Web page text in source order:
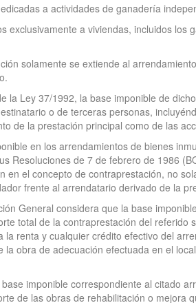
a actividades de ganadería
exclusivamente a viviendas, incluidos
solamente se extiende al
la Ley 37/1992, la base imponible de
o de terceras personas,
de la prestación principal como de las
en los arrendamientos de bienes
Resoluciones de 7 de febrero de 1986
en el concepto de contraprestación, no
frente al arrendatario derivado de la
General considera que la base
total de la contraprestación del
renta y cualquier crédito efectivo del
obra de adecuación efectuada en el
imponible correspondiente al citado
de las obras de rehabilitación o mejora